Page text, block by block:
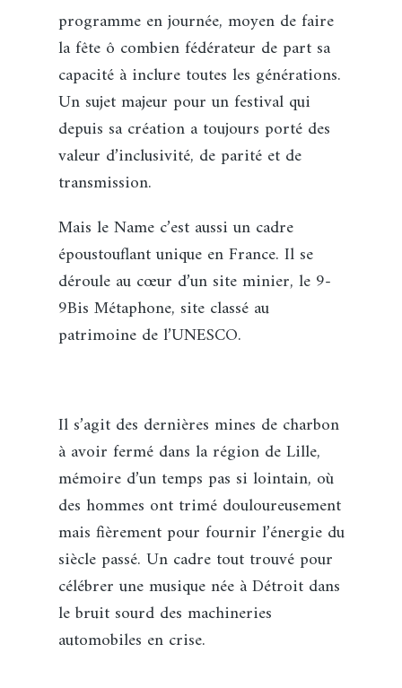
programme en journée, moyen de faire
la fête ô combien fédérateur de part sa
capacité à inclure toutes les générations.
Un sujet majeur pour un festival qui
depuis sa création a toujours porté des
valeur d’inclusivité, de parité et de
transmission.
Mais le Name c’est aussi un cadre
époustouflant unique en France. Il se
déroule au cœur d’un site minier, le 9-
9Bis Métaphone, site classé au
patrimoine de l’UNESCO.
Il s’agit des dernières mines de charbon
à avoir fermé dans la région de Lille,
mémoire d’un temps pas si lointain, où
des hommes ont trimé douloureusement
mais fièrement pour fournir l’énergie du
siècle passé. Un cadre tout trouvé pour
célébrer une musique née à Détroit dans
le bruit sourd des machineries
automobiles en crise.